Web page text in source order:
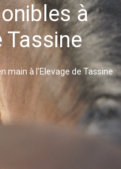
à
Tassine
main à l'Elevage de Tassine